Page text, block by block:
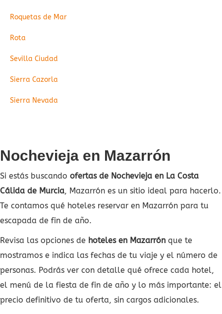
Roquetas de Mar
Rota
Sevilla Ciudad
Sierra Cazorla
Sierra Nevada
Nochevieja en Mazarrón
Si estás buscando ofertas de Nochevieja en La Costa
Cálida de Murcia, Mazarrón es un sitio ideal para hacerlo.
Te contamos qué hoteles reservar en Mazarrón para tu
escapada de fin de año.
Revisa las opciones de hoteles en Mazarrón que te
mostramos e indica las fechas de tu viaje y el número de
personas. Podrás ver con detalle qué ofrece cada hotel,
el menú de la fiesta de fin de año y lo más importante: el
precio definitivo de tu oferta, sin cargos adicionales.